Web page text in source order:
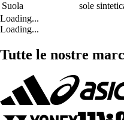
Suola
sole
Loading...
Loading...
Tutte le nostre